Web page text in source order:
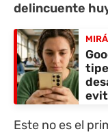
delincuente
Este no es el